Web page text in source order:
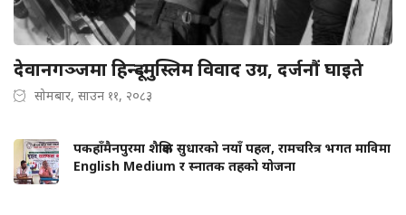
देवानगञ्जमा हिन्दू–मुस्लिम विवाद उग्र, दर्जनौं घाइते
सोमबार, साउन ११, २०८३
पकहाँमैनपुरमा शैक्षिक सुधारको नयाँ पहल, रामचरित्र भगत माविमा
English Medium र स्नातक तहको योजना